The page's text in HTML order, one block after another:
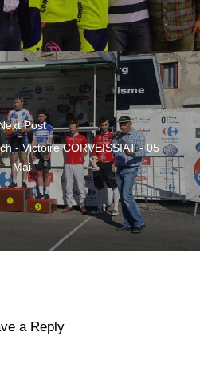
Post
- Victoire CORVEISSIAT - 05
Mai
a Reply